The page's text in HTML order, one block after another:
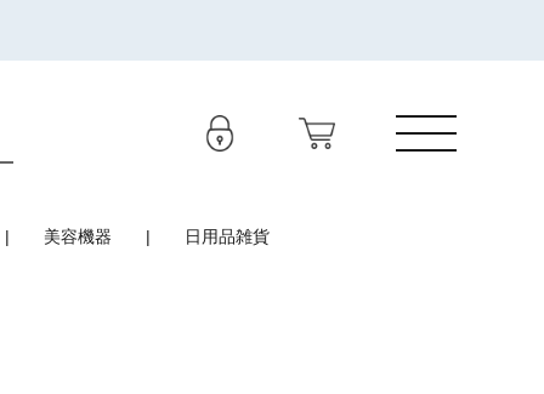
美容機器 日用品雑貨